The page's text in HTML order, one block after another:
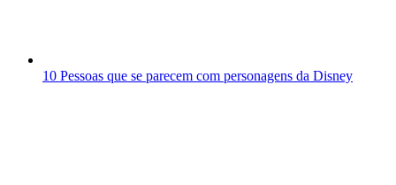
10 Pessoas que se parecem com personagens da Disney